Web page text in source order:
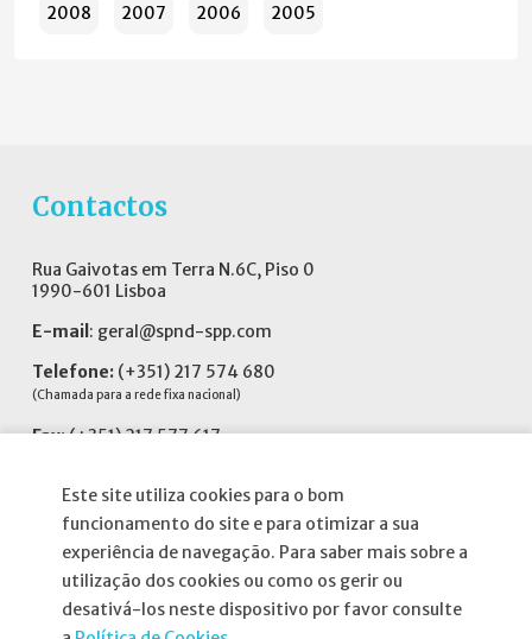
Este site utiliza cookies para o bom
funcionamento do site e para otimizar a sua
experiência de navegação. Para saber mais sobre a
utilização dos cookies ou como os gerir ou
desativá-los neste dispositivo por favor consulte
2008 2007 2006 2005
Contactos
Rua Gaivotas em Terra N.6C, Piso 0
1990-601 Lisboa
E-mail : geral@spnd-spp.com
Telefone: (+351) 217 574 680
(Chamada para a rede fixa nacional)
Fax:(+351) 217 577 617
Informações